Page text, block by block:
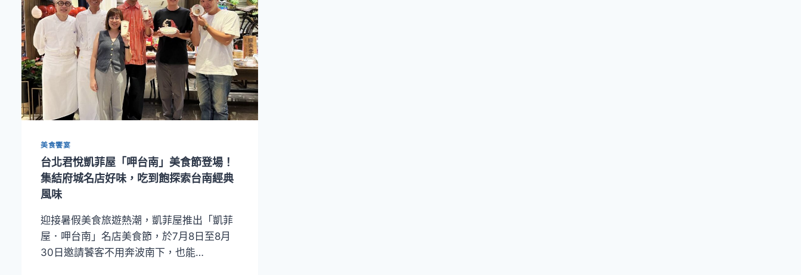
美食饗宴
台北君悅凱菲屋「呷台南」美食節登場！
集結府城名店好味，吃到飽探索台南經典
風味
迎接暑假美食旅遊熱潮，凱菲屋推出「凱菲
屋．呷台南」名店美食節，於7月8日至8月
30日邀請饕客不用奔波南下，也能…